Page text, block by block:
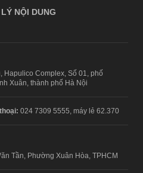
NỘI DUNG
Hapulico Complex, Số 01, phố
Xuân, thành phố Hà Nội
024 7309 5555, máy lẻ 62.370
Tần, Phường Xuân Hòa, TPHCM